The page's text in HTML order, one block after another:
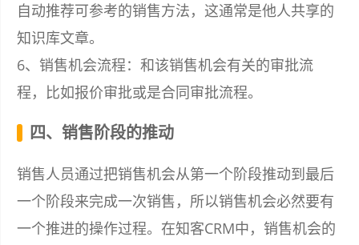
自动推荐可参考的销售方法，这通常是他人共享的
知识库文章。
6、销售机会流程：和该销售机会有关的审批流
程，比如报价审批或是合同审批流程。
四、销售阶段的推动
销售人员通过把销售机会从第一个阶段推动到最后
一个阶段来完成一次销售，所以销售机会必然要有
一个推进的操作过程。在知客CRM中，销售机会的